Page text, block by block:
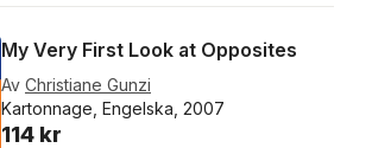
My Very First Look at Opposites
Av Christiane Gunzi
Kartonnage, Engelska, 2007
114 kr